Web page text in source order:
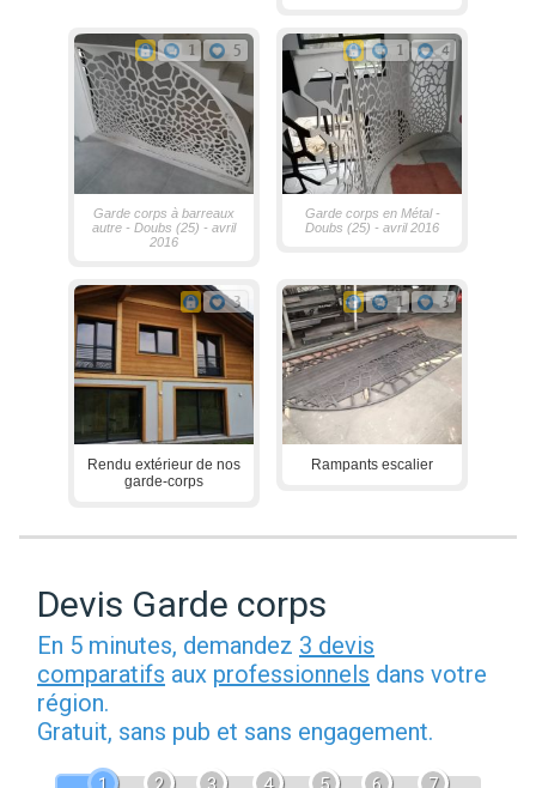
1 5
Garde corps à barreaux
autre - Doubs (25) - avril
2016
1 4
Garde corps en Métal -
Doubs (25) - avril 2016
3
Rendu extérieur de nos
garde-corps
1 3
Rampants escalier
Devis Garde corps
En 5 minutes, demandez 3 devis
comparatifs aux professionnels dans votre
région.
Gratuit, sans pub et sans engagement.